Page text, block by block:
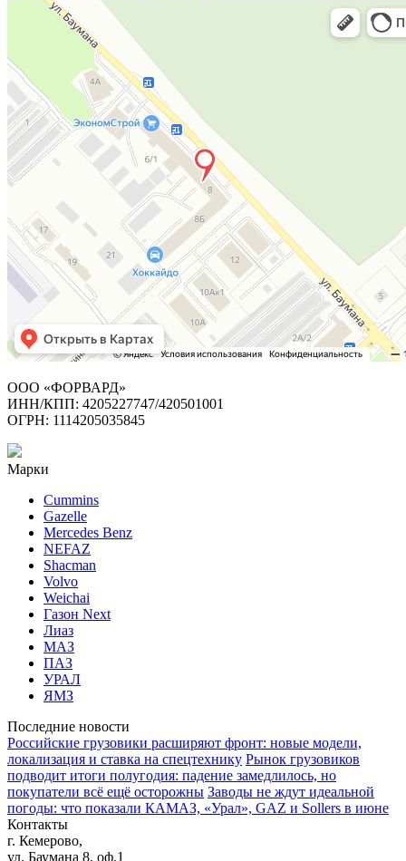
ООО «ФОРВАРД»
ИНН/КПП: 4205227747/420501001
ОГРН: 1114205035845
Марки
Cummins
Gazelle
Mercedes Benz
NEFAZ
Shacman
Volvo
Weichai
Газон Next
Лиаз
МАЗ
ПАЗ
УРАЛ
ЯМЗ
Последние новости
Российские грузовики расширяют фронт: новые модели,
локализация и ставка на спецтехнику Рынок грузовиков
подводит итоги полугодия: падение замедлилось, но
покупатели всё ещё осторожны Заводы не ждут идеальной
погоды: что показали КАМАЗ, «Урал», GAZ и Sollers в июне
Контакты
г. Кемерово,
ул. Баумана 8, оф.1